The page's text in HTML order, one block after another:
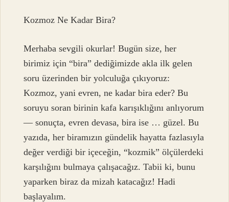
Kozmoz Ne Kadar Bira?
Merhaba sevgili okurlar! Bugün size, her
birimiz için “bira” dediğimizde akla ilk gelen
soru üzerinden bir yolculuğa çıkıyoruz:
Kozmoz, yani evren, ne kadar bira eder? Bu
soruyu soran birinin kafa karışıklığını anlıyorum
— sonuçta, evren devasa, bira ise … güzel. Bu
yazıda, her biramızın gündelik hayatta fazlasıyla
değer verdiği bir içeceğin, “kozmik” ölçülerdeki
karşılığını bulmaya çalışacağız. Tabii ki, bunu
yaparken biraz da mizah katacağız! Hadi
başlayalım.